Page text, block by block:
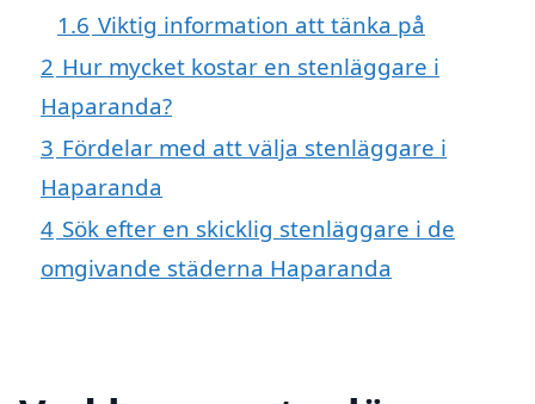
1.6 Viktig information att tänka på
2 Hur mycket kostar en stenläggare i
Haparanda?
3 Fördelar med att välja stenläggare i
Haparanda
4 Sök efter en skicklig stenläggare i de
omgivande städerna Haparanda